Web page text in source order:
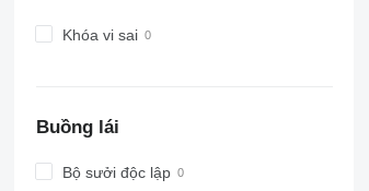
Khóa vi sai
Buồng lái
Bộ sưởi độc lập